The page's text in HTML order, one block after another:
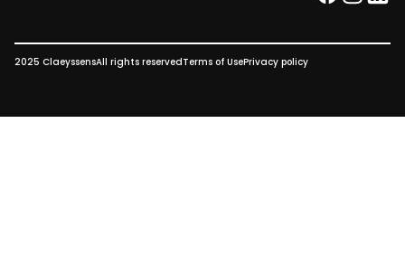
2025 ClaeyssensAll rights reservedTerms of UsePrivacy policy